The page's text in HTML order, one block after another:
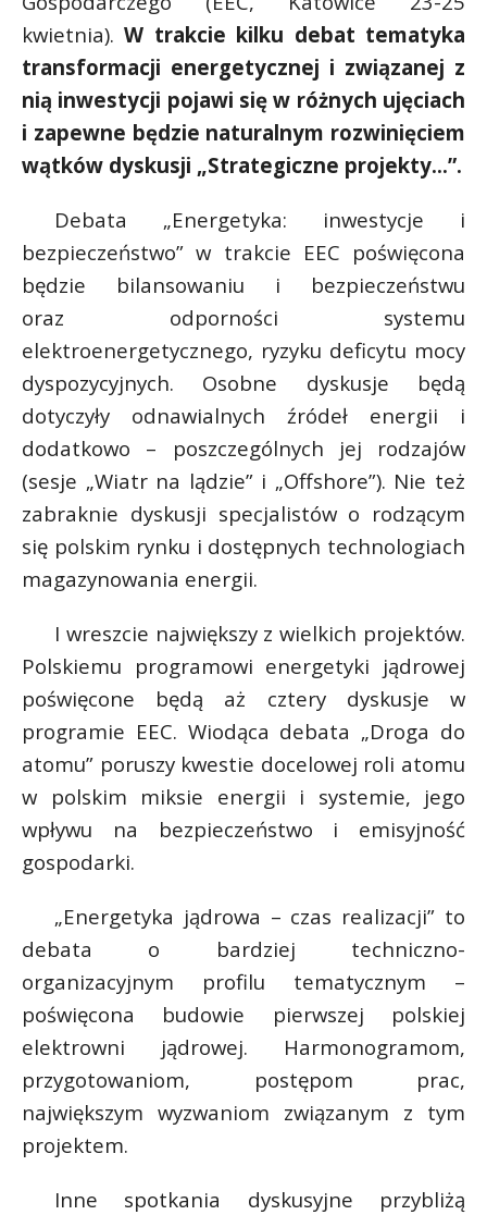
kwietnia).W trakcie kilku debat tematyka
transformacji energetycznej i związanej z
nią inwestycji pojawi się w różnych ujęciach
i zapewne będzie naturalnym rozwinięciem
wątków dyskusji „Strategiczne projekty…”.
Debata „Energetyka: inwestycje i
bezpieczeństwo” w trakcie EEC poświęcona
będzie bilansowaniu i bezpieczeństwu
oraz odporności systemu
elektroenergetycznego, ryzyku deficytu mocy
dyspozycyjnych. Osobne dyskusje będą
dotyczyły odnawialnych źródeł energii i
dodatkowo – poszczególnych jej rodzajów
(sesje „Wiatr na lądzie” i „Offshore”). Nie też
zabraknie dyskusji specjalistów o rodzącym
się polskim rynku i dostępnych technologiach
magazynowania energii.
I wreszcie największy z wielkich projektów.
Polskiemu programowi energetyki jądrowej
poświęcone będą aż cztery dyskusje w
programie EEC. Wiodąca debata „Droga do
atomu” poruszy kwestie docelowej roli atomu
w polskim miksie energii i systemie, jego
wpływu na bezpieczeństwo i emisyjność
gospodarki.
„Energetyka jądrowa – czas realizacji” to
debata o bardziej techniczno-
organizacyjnym profilu tematycznym –
poświęcona budowie pierwszej polskiej
elektrowni jądrowej. Harmonogramom,
przygotowaniom, postępom prac,
największym wyzwaniom związanym z tym
projektem.
Inne spotkania dyskusyjne przybliżą